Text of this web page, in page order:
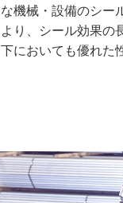
な機械・設備のシー
より、シール効果の
下においても優れた